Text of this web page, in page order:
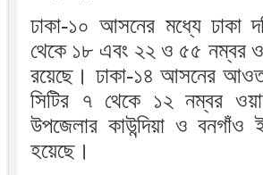
ঢাকা-১০ আসনের মধ্যে ঢাকা
থেকে ১৮ এবং ২২ ও ৫৫ নম্বর
রয়েছে। ঢাকা-১৪ আসনের
সিটির ৭ থেকে ১২ নম্বর
উপজেলার কাউন্দিয়া ও বনগাঁও
হয়েছে।